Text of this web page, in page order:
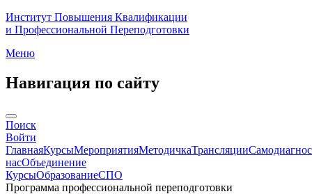
Институт Повышения Квалификации
и Профессиональной Переподготовки
Меню
Навигация по сайту
Поиск
Войти
ГлавнаяКурсыМероприятияМетодичкаТрансляции
насОбъединение
КурсыОбразованиеСПО
Программа профессиональной переподготовки